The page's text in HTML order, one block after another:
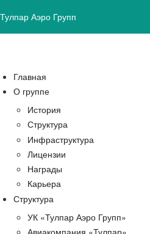
Тулпар Аэро Групп
Главная
О группе
История
Структура
Инфраструктура
Лицензии
Награды
Карьера
Структура
УК «Тулпар Аэро Групп»